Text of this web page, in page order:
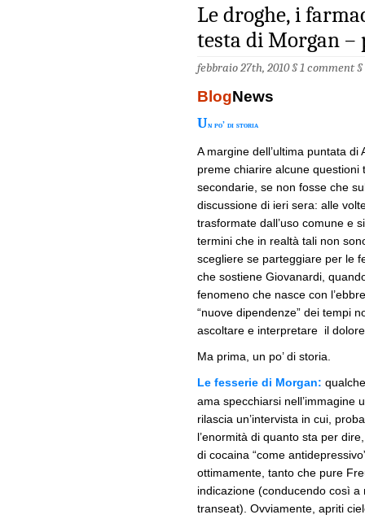
Le droghe, i
testa di Morgan –
febbraio 27th, 2010 §1 comment§
BlogNews
Un po’ di storia
A margine dell’ultima puntata di
preme chiarire alcune
secondarie, se non fosse che
discussione di ieri sera: alle
trasformate dall’uso comune e
termini che in realtà tali non
scegliere se parteggiare per le
che sostiene Giovanardi,
fenomeno che nasce con
“nuove dipendenze” dei tempi
ascoltare e interpretare il
Ma prima, un po’ di storia.
Le fesserie di Morgan:
ama specchiarsi nell’immagine
rilascia un’intervista in cui,
l’enormità di quanto sta per
di cocaina “come
ottimamente, tanto che pure
indicazione (conducendo così
transeat). Ovviamente, apriti